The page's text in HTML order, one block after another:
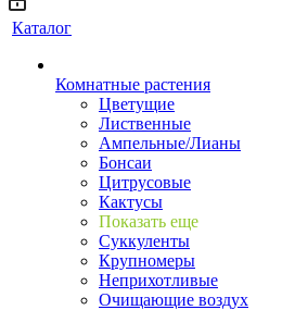
Каталог
Комнатные растения
Цветущие
Лиственные
Ампельные/Лианы
Бонсаи
Цитрусовые
Кактусы
Показать еще
Суккуленты
Крупномеры
Неприхотливые
Очищающие воздух